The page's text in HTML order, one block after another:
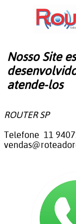
ROUTER SP
​​​​​​​Telefone 11
Nosso Site
atende-los